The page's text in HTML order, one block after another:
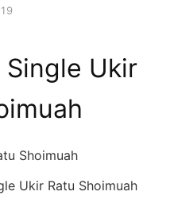
Ukir
Ukir Ratu Shoimuah